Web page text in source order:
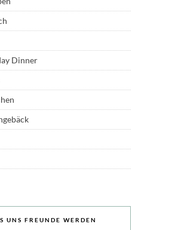
Dinner
UNS FREUNDE WERDEN